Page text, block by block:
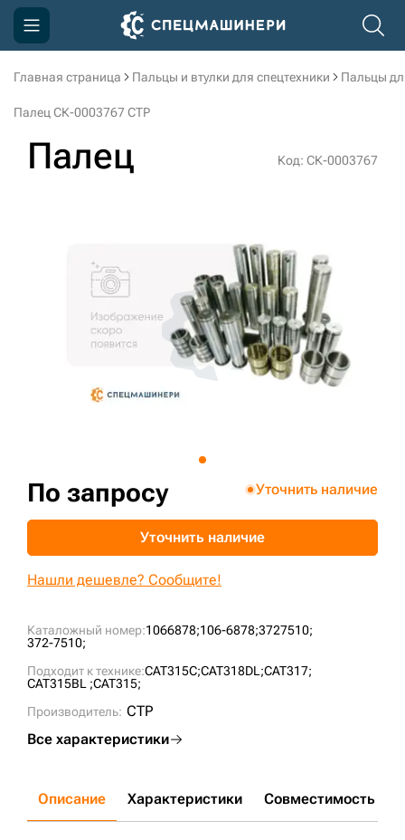
Главная страница Пальцы и втулки для спецтехники Пальцы
Палец СК-0003767 CTP
Палец Код: СК-0003767
Каталожный номер:1066878;106-6878;3727510;
372-7510;
Подходит к технике:CAT315C;CAT318DL;CAT317;
CAT315BL ;CAT315;
Производитель: CTP
Все характеристики
По запросу Уточнить наличие
Уточнить наличие
Нашли дешевле? Сообщите!
Описание Характеристики Совместимость
Компания
Доставка и оплата
3D тур по производству
3D тур по складам
sksale@skdst.ru